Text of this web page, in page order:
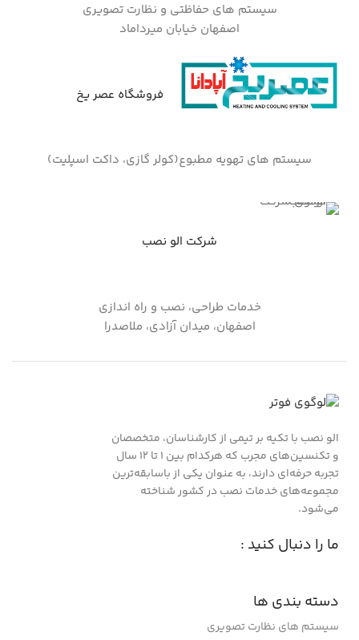
سیستم های حفاظتی و نظارت تصویری
اصفهان خیابان میرداماد
فروشگاه عصر یخ
سیستم های تهویه مطبوع(کولر گازی، داکت اسپلیت)
شرکت الو نصب
خدمات طراحی، نصب و راه اندازی
اصفهان، میدان آزادی، ملاصدرا
الو نصب با تکیه بر تیمی از کارشناسان، متخصصان
و تکنسین‌های مجرب که هرکدام بین ۱ تا ۱۲ سال
تجربه حرفه‌ای دارند، به عنوان یکی از باسابقه‌ترین
مجموعه‌های خدمات نصب در کشور شناخته
می‌شود.
ما را دنبال کنید :
دسته بندی ها
سیستم های نظارت تصویری